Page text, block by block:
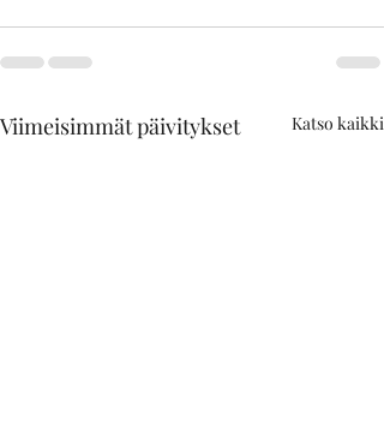
Viimeisimmät päivitykset Katso kaikki